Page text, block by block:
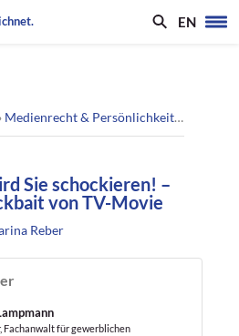
EN
› Medienrecht & Persönlichkeitsrecht
Sie schockieren! –
von TV-Movie
Reber
Fachanwalt für gewerblichen